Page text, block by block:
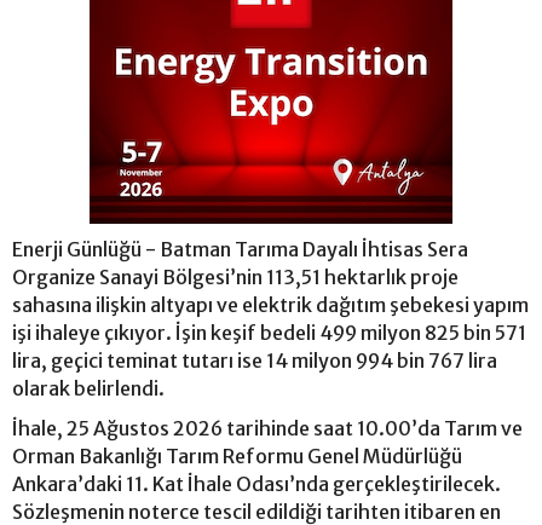
Enerji Günlüğü - Batman Tarıma Dayalı İhtisas Sera
Organize Sanayi Bölgesi’nin 113,51 hektarlık proje
sahasına ilişkin altyapı ve elektrik dağıtım şebekesi yapım
işi ihaleye çıkıyor. İşin keşif bedeli 499 milyon 825 bin 571
lira, geçici teminat tutarı ise 14 milyon 994 bin 767 lira
olarak belirlendi.
İhale, 25 Ağustos 2026 tarihinde saat 10.00’da Tarım ve
Orman Bakanlığı Tarım Reformu Genel Müdürlüğü
Ankara’daki 11. Kat İhale Odası’nda gerçekleştirilecek.
Sözleşmenin noterce tescil edildiği tarihten itibaren en